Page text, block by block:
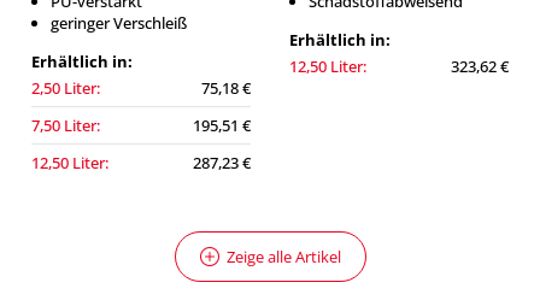
geringer Verschleiß
Erhältlich in:
2,50 Liter:
75,18 €
7,50 Liter:
195,51 €
12,50 Liter:
287,23 €
Erhältlich in:
12,50 Liter:
323,62 €
Zeige alle Artikel